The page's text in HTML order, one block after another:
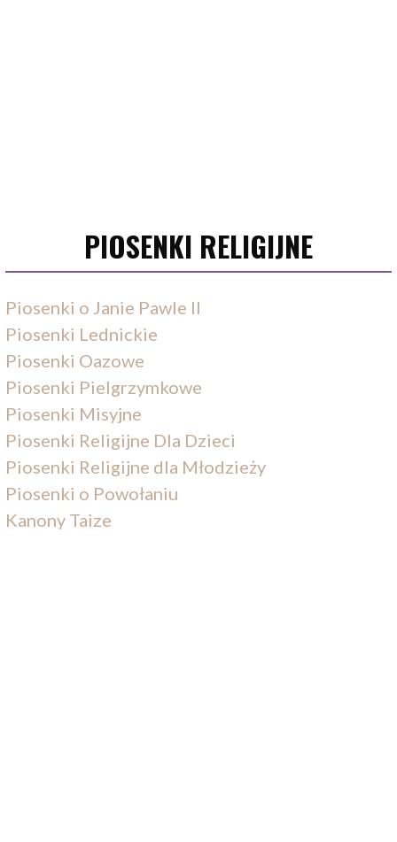
PIOSENKI RELIGIJNE
Piosenki o Janie Pawle II
Piosenki Lednickie
Piosenki Oazowe
Piosenki Pielgrzymkowe
Piosenki Misyjne
Piosenki Religijne Dla Dzieci
Piosenki Religijne dla Młodzieży
Piosenki o Powołaniu
Kanony Taize